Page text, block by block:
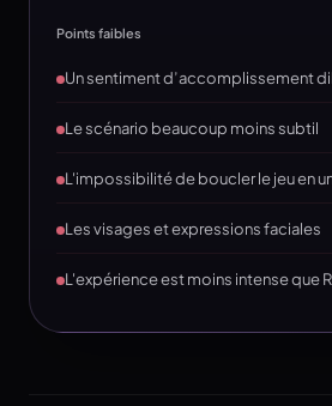
Points faibles
Un sentiment d’accomplissement
Le scénario beaucoup moins subtil
L'impossibilité de boucler le jeu en
Les visages et expressions faciales
L'expérience est moins intense que